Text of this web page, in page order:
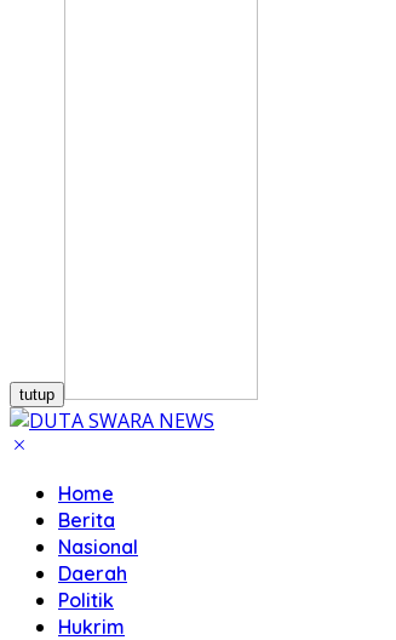
tutup
Home
Berita
Nasional
Daerah
Politik
Hukrim